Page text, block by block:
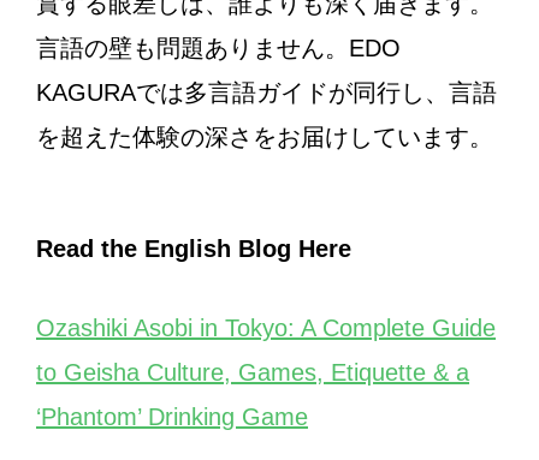
言語の壁も問題ありません。EDO
KAGURAでは多言語ガイドが同行し、言語
を超えた体験の深さをお届けしています。
Read the English Blog Here
Ozashiki Asobi in Tokyo: A Complete Guide
to Geisha Culture, Games, Etiquette & a
‘Phantom’ Drinking Game